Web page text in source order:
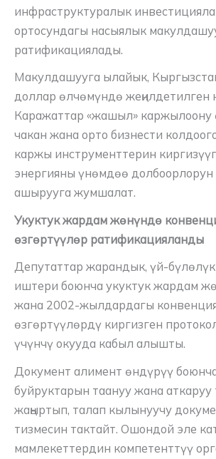
инфраструктуралык
ортосундагы насыялык
ратификациялады.
Макулдашууга ылайык,
доллар өлчөмүндө жеңилдетилген
Каражаттар «жашыл» каржылоону
чакан жана орто бизнести
каржы инструменттерин
энергияны үнөмдөө
ашырууга жумшалат.
Укуктук жардам жөнүндө
өзгөртүүлөр ратификацияланды
Депутаттар жарандык, үй-
иштери боюнча укуктук жардам
жана 2002-жылдардагы
өзгөртүүлөрдү киргизген
үчүнчү окууда кабыл алышты.
Документ алимент өндүрүү
буйруктарын таануу жана аткаруу
жаңыртып, талап кылынуучу
тизмесин тактайт. Ошондой эле
мамлекеттердин компетенттүү